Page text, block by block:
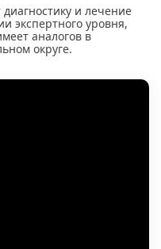
и лечение
экспертного уровня,
аналогов в
округе.